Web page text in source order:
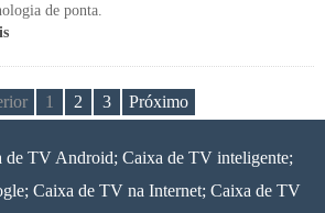
de ponta.
1 2 3 Próximo
de TV Android; Caixa de TV inteligente;
Caixa de TV na Internet; Caixa de TV